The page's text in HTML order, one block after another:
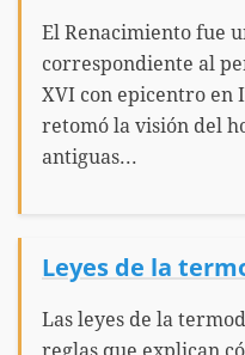
El Renacimiento fue
correspondiente al
XVI con epicentro en
retomó la visión del
antiguas...
Leyes de la
Las leyes de la